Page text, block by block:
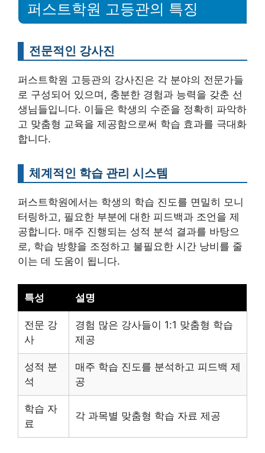
퍼스트학원 고등관의 특징
전문적인 강사진
퍼스트학원 고등관의 강사진은 각 분야의 전문가들
로 구성되어 있으며, 충분한 경험과 능력을 갖춘 선
생님들입니다. 이들은 학생의 수준을 정확히 파악하
고 맞춤형 교육을 제공함으로써 학습 효과를 극대화
합니다.
체계적인 학습 관리 시스템
퍼스트학원에서는 학생의 학습 진도를 면밀히 모니
터링하고, 필요한 부분에 대한 피드백과 조언을 제
공합니다. 매주 진행되는 성적 분석 결과를 바탕으
로, 학습 방향을 조정하고 불필요한 시간 낭비를 줄
이는 데 도움이 됩니다.
특성 설명
전문 강
사
경험 많은 강사들이 1:1 맞춤형 학습
제공
성적 분
석
매주 학습 진도를 분석하고 피드백 제
공
학습 자
료
각 과목별 맞춤형 학습 자료 제공